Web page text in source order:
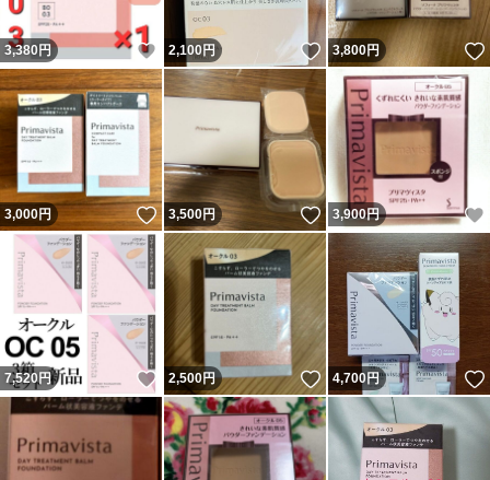
3,380円 いいね！
2,100円 いいね！
3,800円
3,000円 いいね！
3,500円 いいね！
3,900円
7,520円 いいね！
2,500円 いいね！
4,700円